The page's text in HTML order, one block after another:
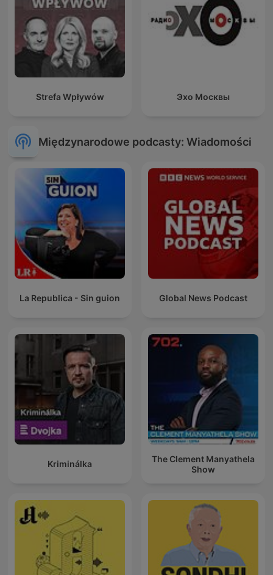
Strefa Wpływów Эхо Москвы
Międzynarodowe podcasty: Wiadomości
La Republica - Sin guion Global News Podcast
Kriminálka
The Clement Manyathela
Show